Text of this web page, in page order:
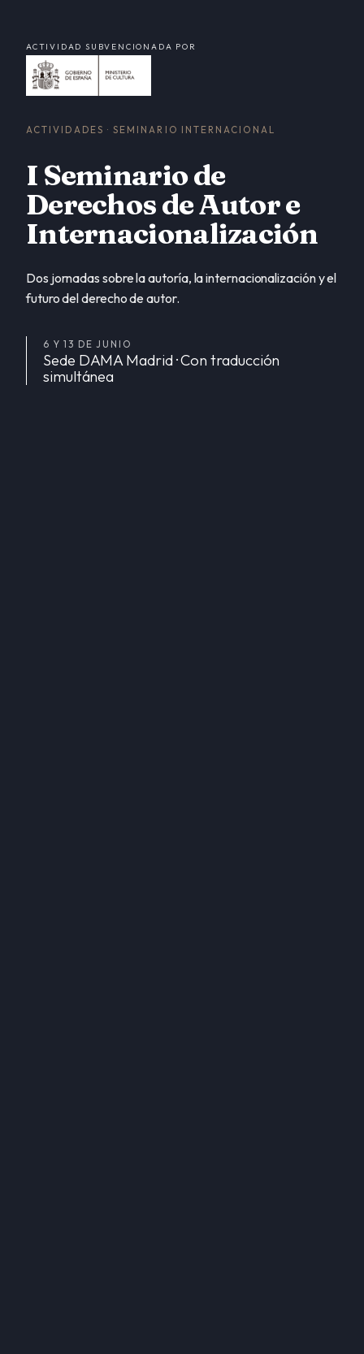
ACTIVIDADES · SEMINARIO INTERNACIONAL
I Seminario de
Derechos de Autor e
Internacionalización
Dos jornadas sobre la autoría, la internacionalización y el
futuro del derecho de autor.
6 Y 13 DE JUNIO
Sede DAMA Madrid · Con traducción
simultánea
ACTIVIDAD SUBVENCIONADA POR